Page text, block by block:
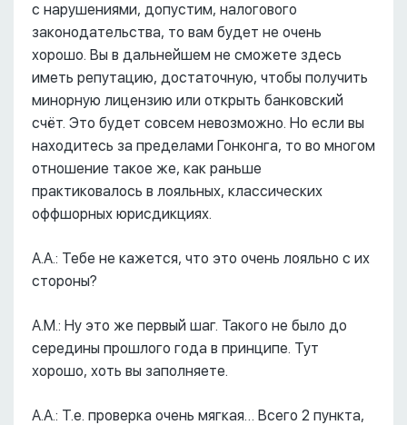
с нарушениями, допустим, налогового
законодательства, то вам будет не очень
хорошо. Вы в дальнейшем не сможете здесь
иметь репутацию, достаточную, чтобы получить
минорную лицензию или открыть банковский
счёт. Это будет совсем невозможно. Но если вы
находитесь за пределами Гонконга, то во многом
отношение такое же, как раньше
практиковалось в лояльных, классических
оффшорных юрисдикциях.
А.А.: Тебе не кажется, что это очень лояльно с их
стороны?
А.М.: Ну это же первый шаг. Такого не было до
середины прошлого года в принципе. Тут
хорошо, хоть вы заполняете.
А.А.: Т.е. проверка очень мягкая… Всего 2 пункта,